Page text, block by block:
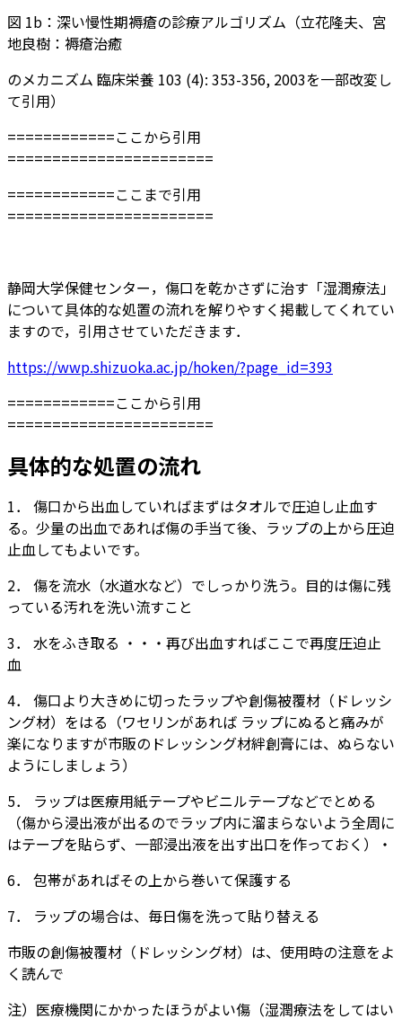
図 1b：深い慢性期褥瘡の診療アルゴリズム（立花隆夫、宮
地良樹：褥瘡治癒
のメカニズム 臨床栄養 103 (4): 353-356, 2003を一部改変し
て引用）
============ここから引用
=======================
============ここまで引用
=======================
静岡大学保健センター，傷口を乾かさずに治す「湿潤療法」
について具体的な処置の流れを解りやすく掲載してくれてい
ますので，引用させていただきます．
https://wwp.shizuoka.ac.jp/hoken/?page_id=393
============ここから引用
=======================
具体的な処置の流れ
1． 傷口から出血していればまずはタオルで圧迫し止血す
る。少量の出血であれば傷の手当て後、ラップの上から圧迫
止血してもよいです。
2． 傷を流水（水道水など）でしっかり洗う。目的は傷に残
っている汚れを洗い流すこと
3． 水をふき取る ・・・再び出血すればここで再度圧迫止
血
4． 傷口より大きめに切ったラップや創傷被覆材（ドレッシ
ング材）をはる（ワセリンがあれば ラップにぬると痛みが
楽になりますが市販のドレッシング材絆創膏には、ぬらない
ようにしましょう）
5． ラップは医療用紙テープやビニルテープなどでとめる
（傷から浸出液が出るのでラップ内に溜まらないよう全周に
はテープを貼らず、一部浸出液を出す出口を作っておく）・
6． 包帯があればその上から巻いて保護する
7． ラップの場合は、毎日傷を洗って貼り替える
市販の創傷被覆材（ドレッシング材）は、使用時の注意をよ
く読んで
注）医療機関にかかったほうがよい傷（湿潤療法をしてはい